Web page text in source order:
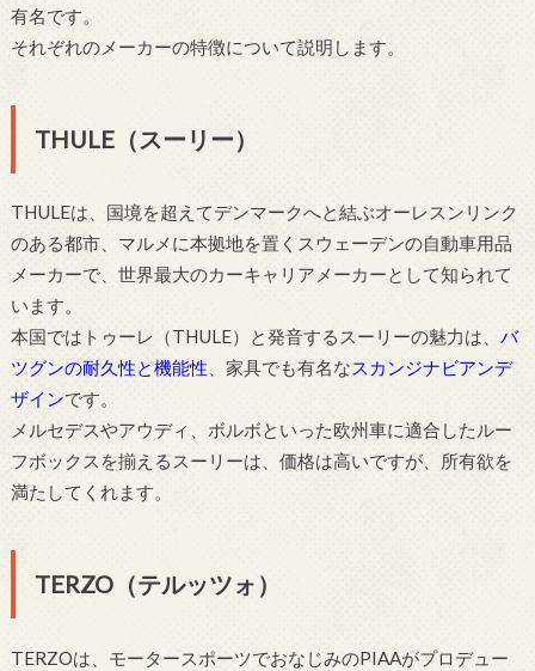
有名です。
それぞれのメーカーの特徴について説明します。
THULE（スーリー）
THULEは、国境を超えてデンマークへと結ぶオーレスンリンク
のある都市、マルメに本拠地を置くスウェーデンの自動車用品
メーカーで、世界最大のカーキャリアメーカーとして知られて
います。
本国ではトゥーレ（THULE）と発音するスーリーの魅力は、 バ
ツグンの耐久性と機能性 、家具でも有名なスカンジナビアンデ
ザインです。
メルセデスやアウディ、ボルボといった欧州車に適合したルー
フボックスを揃えるスーリーは、価格は高いですが、所有欲を
満たしてくれます。
TERZO（テルッツォ）
TERZOは、モータースポーツでおなじみのPIAAがプロデュー